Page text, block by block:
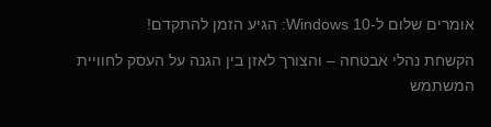
אומרים שלום ל-Windows 10: הגיע הזמן להתקדם!
הקשחת נהלי אבטחה – והצורך לאזן בין הגנה על העסק לחוויית
המשתמש